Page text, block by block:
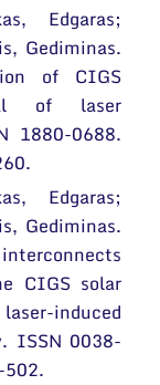
Edgaras;
Gediminas.
of CIGS
of laser
1880-0688.
Edgaras;
Gediminas.
CIGS solar
induced
ISSN 0038-
502.